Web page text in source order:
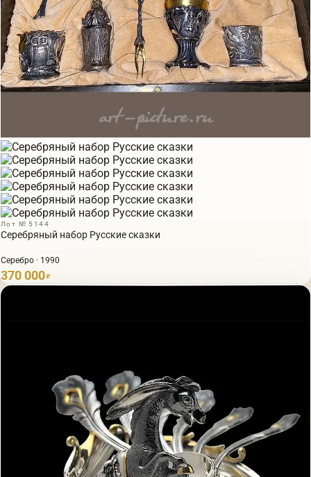
Лот № 5144
Серебряный набор Русские сказки
Серебро · 1990
370 000 ₽